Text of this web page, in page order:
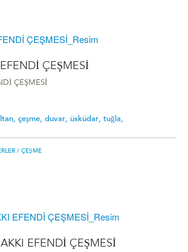
ÇEŞMESİ
ÇEŞMESİ
çeşme, duvar, üsküdar, tuğla,
/ ÇEŞME
EFENDİ ÇEŞMESİ